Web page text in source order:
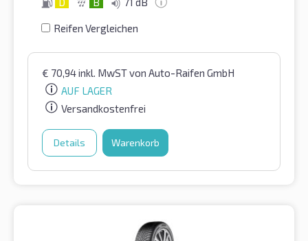
Reifen Vergleichen
€ 70,94inkl. MwSTvon Auto-Raifen GmbH
AUF LAGER
Versandkostenfrei
Details Warenkorb